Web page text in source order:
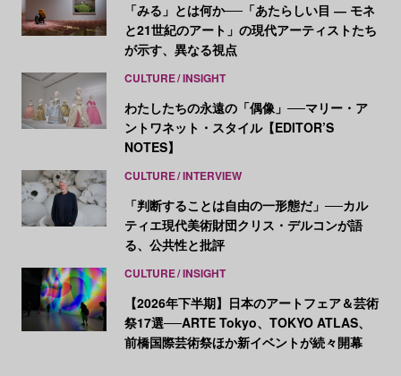
「みる」とは何か──「あたらしい目 ― モネ
と21世紀のアート」の現代アーティストたち
が示す、異なる視点
CULTURE INSIGHT
わたしたちの永遠の「偶像」──マリー・ア
ントワネット・スタイル【EDITOR’S
NOTES】
CULTURE INTERVIEW
「判断することは自由の一形態だ」──カル
ティエ現代美術財団クリス・デルコンが語
る、公共性と批評
CULTURE INSIGHT
【2026年下半期】日本のアートフェア＆芸術
祭17選──ARTE Tokyo、TOKYO ATLAS、
前橋国際芸術祭ほか新イベントが続々開幕